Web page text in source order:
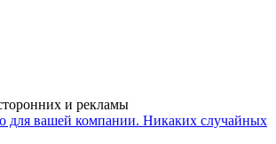
и рекламы
для вашей компании. Никаких случайных